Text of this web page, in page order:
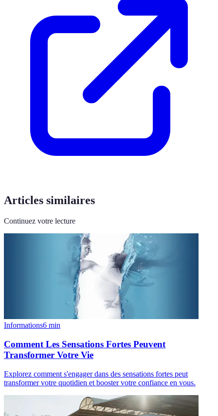
Articles similaires
Continuez votre lecture
Informations6 min
Comment Les Sensations Fortes Peuvent
Transformer Votre Vie
Explorez comment s'engager dans des sensations fortes peut
transformer votre quotidien et booster votre confiance en vous.